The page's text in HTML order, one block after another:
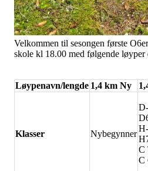
Velkommen til sesongen første
skole kl 18.00 med følgende løyper
Løypenavn/lengde 1,4 km Ny
Klasser Nybegynner
C
C